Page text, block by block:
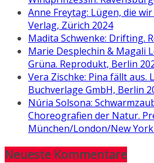
Anne Freytag: Lügen, die
Verlag, Zürich 2024
Madita Schwenke: Drifting.
Marie Desplechin & Magali
Grüna. Reprodukt, Berlin
Vera Zischke: Pina fällt aus.
Buchverlage GmbH, Berlin
Núria Solsona:
Choreografien der Natur.
München/London/New York
Neueste Kommentare